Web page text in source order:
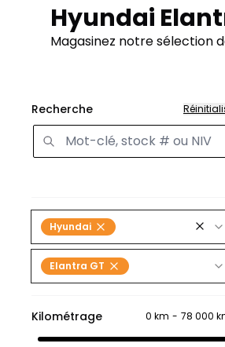
Hyundai
Magasinez notre sélection
Recherche
Hyundai
Elantra GT
Kilométrage 0 km - 78 000